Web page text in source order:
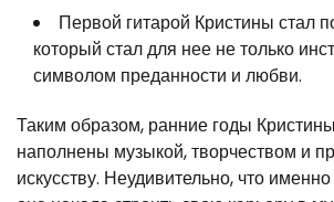
Первой гитарой Кристины стал
который стал для нее не только
символом преданности и любви.
Таким образом, ранние годы
наполнены музыкой, творчеством и
искусству. Неудивительно, что